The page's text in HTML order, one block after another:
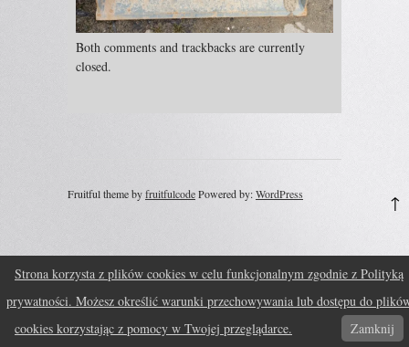
Both comments and trackbacks are currently
closed.
Fruitful theme byfruitfulcodePowered by:WordPress ↑
Strona korzysta z plików cookies w celu funkcjonalnym zgodnie z Polityką
prywatności. Możesz określić warunki przechowywania lub dostępu do
cookies korzystając z pomocy w Twojej przeglądarce.
Zamknij